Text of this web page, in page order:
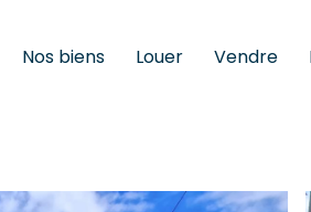
Nos biens Louer Vendre